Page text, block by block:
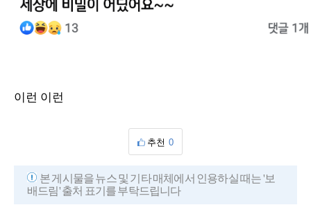
이런 이런
추천 0
본 게시물을 뉴스 및 기타 매체에서 인용하실 때는 '보
배드림' 출처 표기를 부탁드립니다